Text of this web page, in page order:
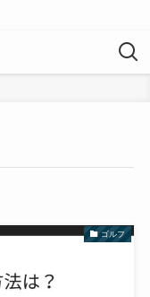
ゴルフ